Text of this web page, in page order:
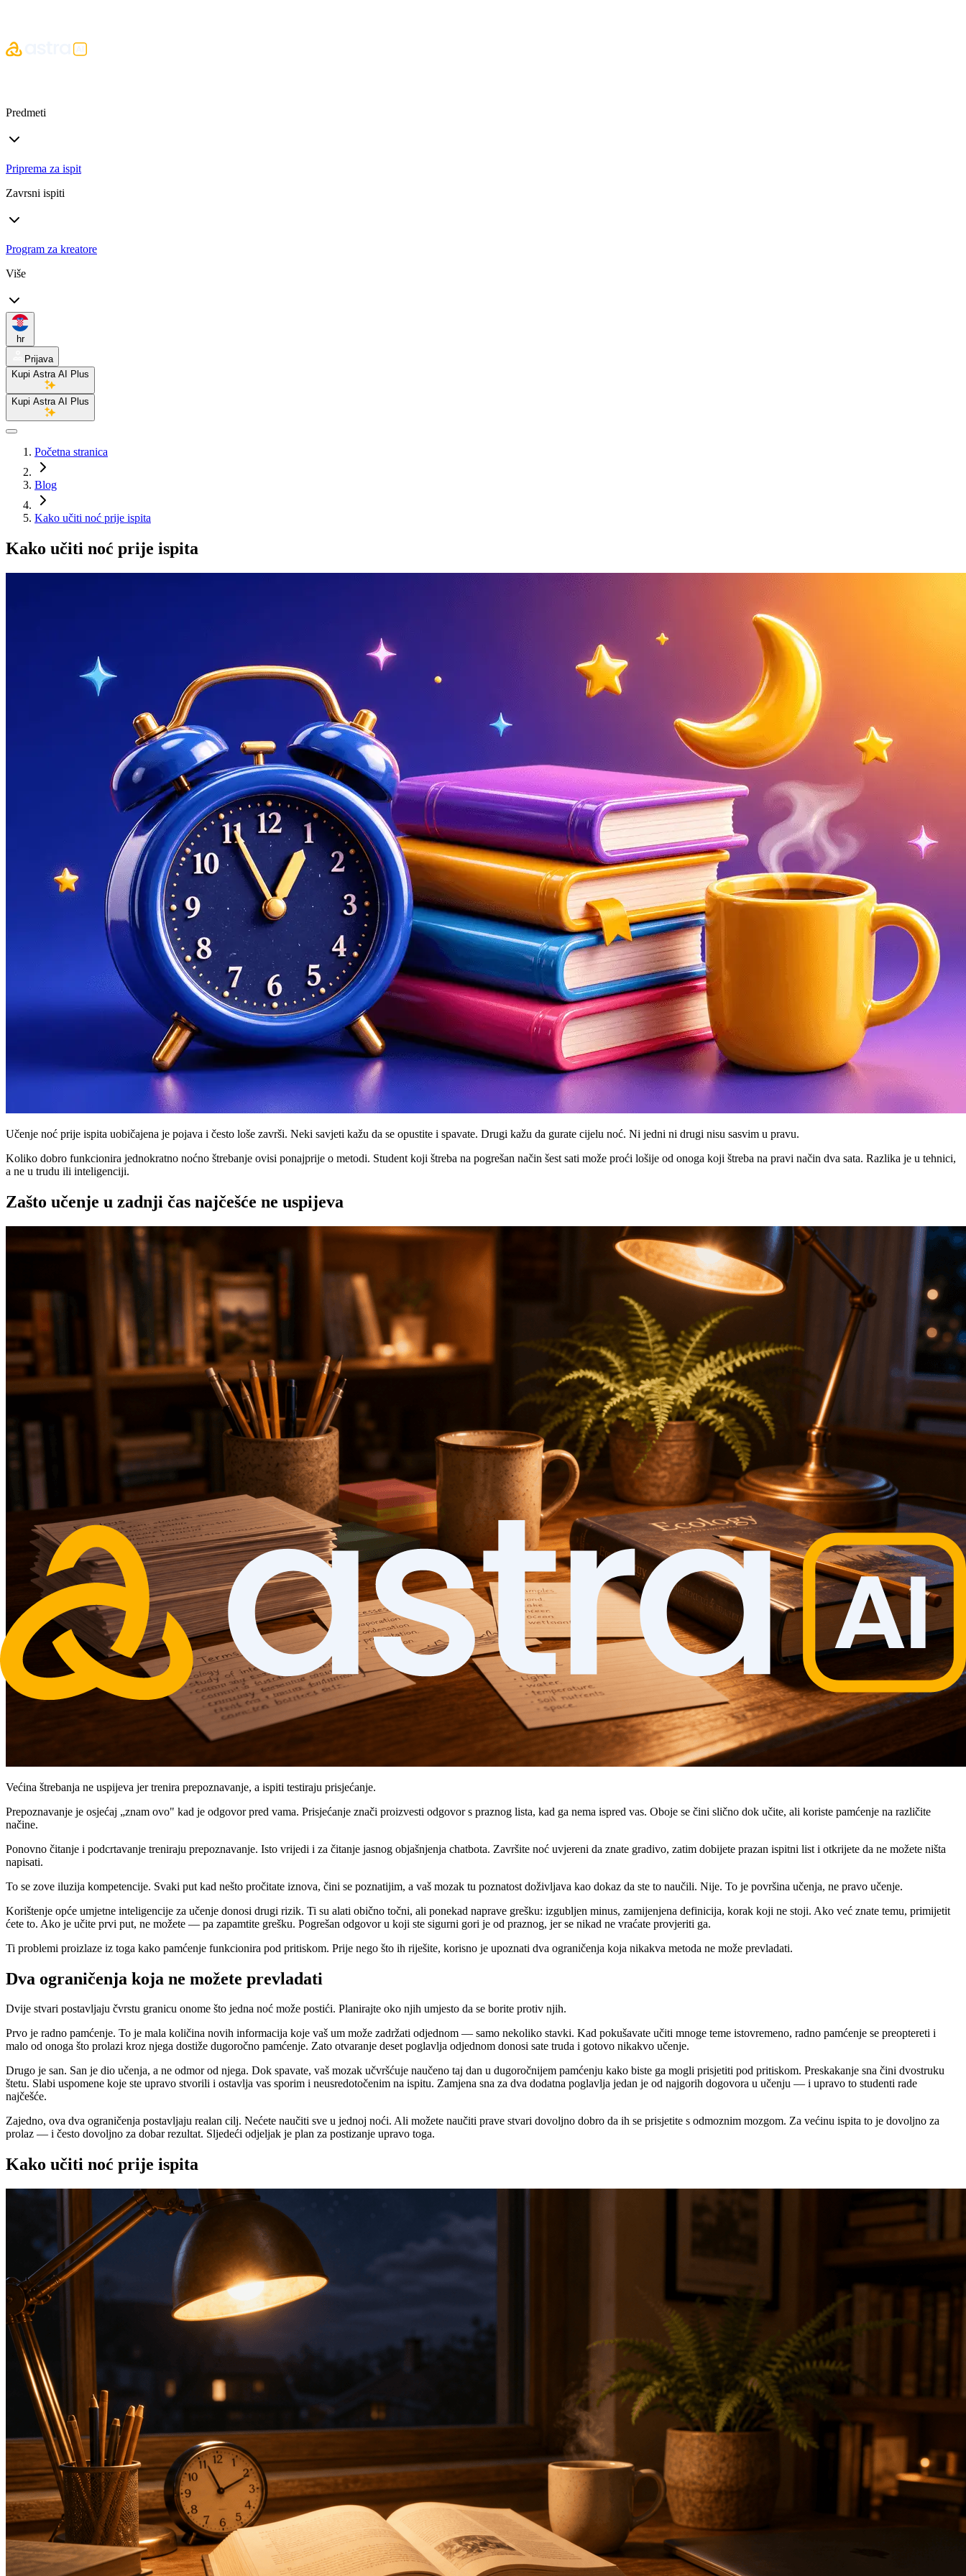
Predmeti
Priprema za ispit
Zavrsni ispiti
Program za kreatore
Više
hr
Prijava
Kupi Astra AI Plus
Kupi Astra AI Plus
Početna stranica
Blog
Kako učiti noć prije ispita
Kako učiti noć prije ispita
Učenje noć prije ispita uobičajena je pojava i često loše završi. Neki savjeti kažu da se opustite i spavate. Drugi kažu da gurate cijelu noć. Ni jedni ni drugi nisu sasvim u pravu.
Koliko dobro funkcionira jednokratno noćno štrebanje ovisi ponajprije o metodi. Student koji štrebа na pogrešan način šest sati može proći lošije od onoga koji štrebа na pravi način dva sata. Razlika je u tehnici,
a ne u trudu ili inteligenciji.
Zašto učenje u zadnji čas najčešće ne uspijeva
Većina štrebanja ne uspijeva jer trenira prepoznavanje, a ispiti testiraju prisjećanje.
Prepoznavanje je osjećaj „znam ovo" kad je odgovor pred vama. Prisjećanje znači proizvesti odgovor s praznog lista, kad ga nema ispred vas. Oboje se čini slično dok učite, ali koriste pamćenje na različite
načine.
Ponovno čitanje i podcrtavanje treniraju prepoznavanje. Isto vrijedi i za čitanje jasnog objašnjenja chatbota. Završite noć uvjereni da znate gradivo, zatim dobijete prazan ispitni list i otkrijete da ne možete ništa
napisati.
To se zove iluzija kompetencije. Svaki put kad nešto pročitate iznova, čini se poznatijim, a vaš mozak tu poznatost doživljava kao dokaz da ste to naučili. Nije. To je površina učenja, ne pravo učenje.
Korištenje opće umjetne inteligencije za učenje donosi drugi rizik. Ti su alati obično točni, ali ponekad naprave grešku: izgubljen minus, zamijenjena definicija, korak koji ne stoji. Ako već znate temu, primijetit
ćete to. Ako je učite prvi put, ne možete — pa zapamtite grešku. Pogrešan odgovor u koji ste sigurni gori je od praznog, jer se nikad ne vraćate provjeriti ga.
Ti problemi proizlaze iz toga kako pamćenje funkcionira pod pritiskom. Prije nego što ih riješite, korisno je upoznati dva ograničenja koja nikakva metoda ne može prevladati.
Dva ograničenja koja ne možete prevladati
Dvije stvari postavljaju čvrstu granicu onome što jedna noć može postići. Planirajte oko njih umjesto da se borite protiv njih.
Prvo je radno pamćenje. To je mala količina novih informacija koje vaš um može zadržati odjednom — samo nekoliko stavki. Kad pokušavate učiti mnoge teme istovremeno, radno pamćenje se preoptereti i
malo od onoga što prolazi kroz njega dostiže dugoročno pamćenje. Zato otvaranje deset poglavlja odjednom donosi sate truda i gotovo nikakvo učenje.
Drugo je san. San je dio učenja, a ne odmor od njega. Dok spavate, vaš mozak učvršćuje naučeno taj dan u dugoročnijem pamćenju kako biste ga mogli prisjetiti pod pritiskom. Preskakanje sna čini dvostruku
štetu. Slabi uspomene koje ste upravo stvorili i ostavlja vas sporim i neusredotočenim na ispitu. Zamjena sna za dva dodatna poglavlja jedan je od najgorih dogovora u učenju — i upravo to studenti rade
najčešće.
Zajedno, ova dva ograničenja postavljaju realan cilj. Nećete naučiti sve u jednoj noći. Ali možete naučiti prave stvari dovoljno dobro da ih se prisjetite s odmoznim mozgom. Za većinu ispita to je dovoljno za
prolaz — i često dovoljno za dobar rezultat. Sljedeći odjeljak je plan za postizanje upravo toga.
Kako učiti noć prije ispita